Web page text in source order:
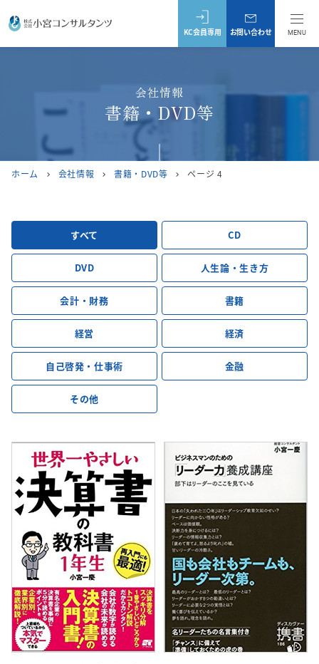
MENU
KC会員専用 お問い合わせ
会社情報
書籍・DVD等
ホーム chevron_right 会社情報 chevron_right 書籍・DVD等 chevron_right ページ 4
すべて CD
DVD 人生論・生き方
会計・財務 書籍
経営 経済
自己啓発・仕事術 金融
その他